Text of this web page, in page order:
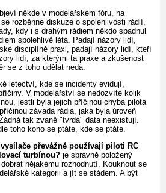
někde v modelářském fóru, na
rozběhne diskuze o spolehlivosti rádií,
kdy i s drahým rádiem někdo spadnul
spolehlivě létá. Padají názory lidí,
disciplíně praxi, padají názory lidí, kteří
lidí, za kterými ta praxe a zkušenost
se z toho udělat nedá.
letectví, kde se incidenty evidují,
V modelářství se nedozvíte kolik
jestli byla jejich příčinou chyba pilota
závada rádia, jaká byla úroveň
tak zvaně "tvrdá" data neexistují.
toho koho se ptáte, kde se ptáte.
převážně používají piloti RC
turbínou? je správně položený
nějakému rozhodnutí. Kouknout se
kategorii a jít se stádem. A být